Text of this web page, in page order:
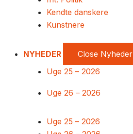
Kendte danskere
Kunstnere
NYHEDER Close Nyheder
Uge 25 – 2026
Uge 26 – 2026
Uge 25 – 2026